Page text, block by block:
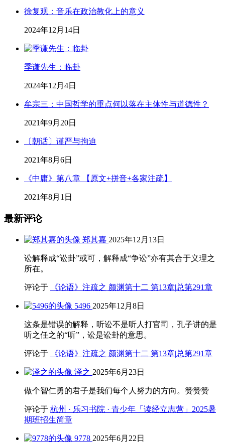
徐复观：音乐在政治教化上的意义
2024年12月14日
季谦先生：临卦
2024年12月4日
牟宗三：中国哲学的重点何以落在主体性与道德性？
2021年9月20日
〔朝话〕谨严与拘迫
2021年8月6日
《中庸》第八章 【原文+拼音+各家注疏】
2021年8月1日
最新评论
郑其嘉 2025年12月13日
讼解释成“讼卦”或可，解释成“争讼”亦有其合于义理之
所在。
评论于 《论语》注疏之 颜渊第十二 第13章|总第291章
5496 2025年12月8日
这条是错误的解释，听讼不是听人打官司，孔子讲的是
听之任之的“听”，讼是讼卦的意思。
评论于 《论语》注疏之 颜渊第十二 第13章|总第291章
泽之 2025年6月23日
做个智仁勇的君子是我们每个人努力的方向。赞赞赞
评论于 杭州 · 乐习书院 · 青少年「读经立志营」2025暑
期班招生简章
9778 2025年6月22日